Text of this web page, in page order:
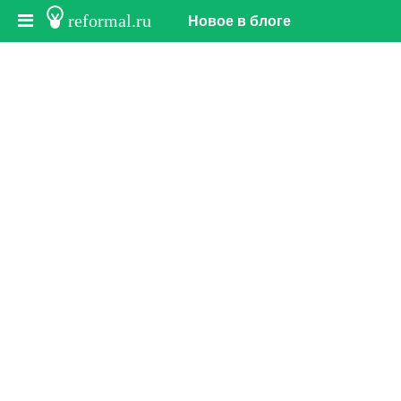
reformal.ru Новое в блоге